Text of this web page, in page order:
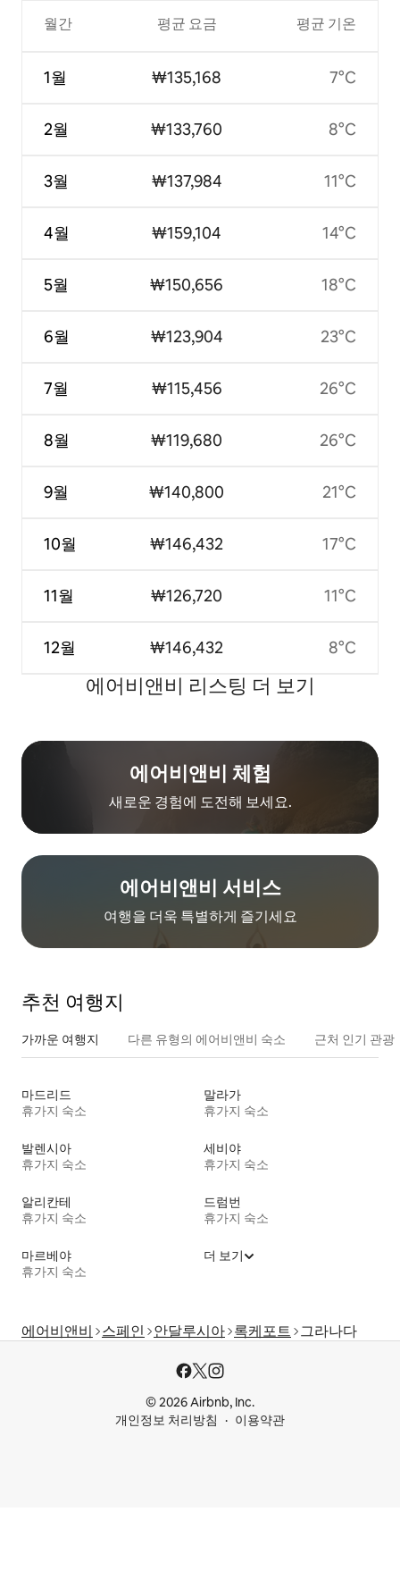
월간
1월
2월
3월
4월
5월
6월
7월
8월
9월
10월
11월
12월
평균 요금
₩135,168
₩133,760
₩137,984
₩159,104
₩150,656
₩123,904
₩115,456
₩119,680
₩140,800
₩146,432
₩126,720
₩146,432
평균 기온
7°C
8°C
11°C
14°C
18°C
23°C
26°C
26°C
21°C
17°C
11°C
8°C
에어비앤비 리스팅 더 보기
에어비앤비 체험
새로운 경험에 도전해 보세요.
에어비앤비 서비스
여행을 더욱 특별하게 즐기세요
추천 여행지
가까운 여행지 다른 유형의 에어비앤비 숙소 근처 인기 관광
마드리드
휴가지 숙소
말라가
휴가지 숙소
발렌시아
휴가지 숙소
세비야
휴가지 숙소
알리칸테
휴가지 숙소
드럼번
휴가지 숙소
마르베야
휴가지 숙소
더 보기
에어비앤비 스페인 안달루시아 록케포트 그라나다
© 2026 Airbnb, Inc.
개인정보 처리방침
이용약관